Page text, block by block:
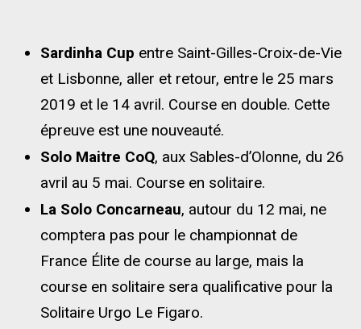
Sardinha Cup entre Saint-Gilles-Croix-de-Vie
et Lisbonne, aller et retour, entre le 25 mars
2019 et le 14 avril. Course en double. Cette
épreuve est une nouveauté.
Solo Maitre CoQ, aux Sables-d’Olonne, du 26
avril au 5 mai. Course en solitaire.
La Solo Concarneau, autour du 12 mai, ne
comptera pas pour le championnat de
France Élite de course au large, mais la
course en solitaire sera qualificative pour la
Solitaire Urgo Le Figaro.